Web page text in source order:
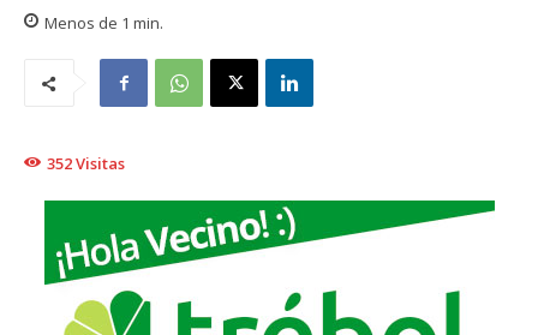
Menos de 1 min.
352Visitas